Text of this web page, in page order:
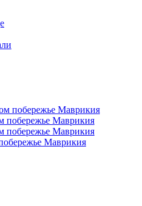
побережье Маврикия
побережье Маврикия
побережье Маврикия
Маврикия